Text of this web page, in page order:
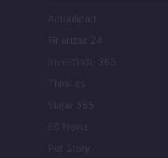
Actualidad
Finanzas 24
Investindo 365
Think.es
Viajar 365
ES Newz
Pet Story